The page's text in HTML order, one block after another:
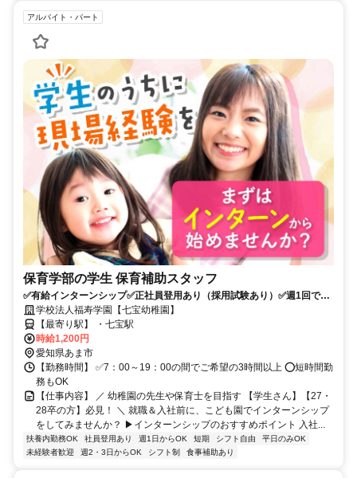
アルバイト・パート
保育学部の学生 保育補助スタッフ
✅有給インターンシップ✅正社員登用あり（採用試験あり）✅週1回で
OK学校法人福寿学園【七宝幼稚園】
【最寄り駅】 ・七宝駅
時給1,200円
愛知県あま市
【勤務時間】 ✅7：00～19：00の間でご希望の3時間以上 ⭕短時間勤
務もOK
【仕事内容】 ／ 幼稚園の先生や保育士を目指す 【学生さん】【27・
28卒の方】必見！ ＼ 就職＆入社前に、こども園でインターンシップ
をしてみませんか？ ▶インターンシップのおすすめポイント 入社...
扶養内勤務OK 社員登用あり 週1日からOK 短期 シフト自由
平日のみOK
未経験者歓迎
週2・3日からOK シフト制 食事補助あり